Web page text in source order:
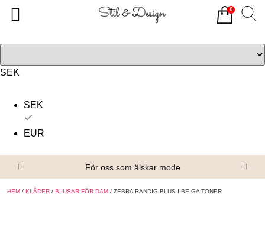
SEK
SEK
EUR
För oss som älskar mode
HEM / KLÄDER / BLUSAR FÖR DAM / ZEBRA RANDIG BLUS I BEIGA TONER
0
Alla produkter
Om oss